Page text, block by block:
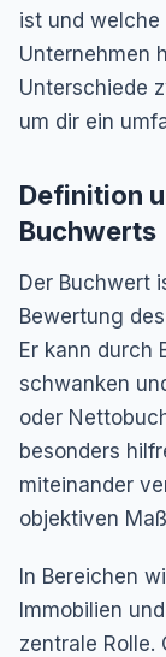
ist und welche
Unternehmen
Unterschiede
um dir ein
Definition
Buchwerts
Der Buchwert
Bewertung
Er kann durch
schwanken
oder
besonders
miteinander
objektiven
In Bereichen
Immobilien
zentrale